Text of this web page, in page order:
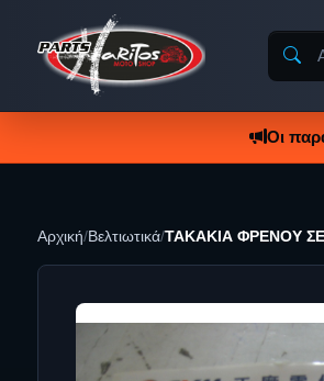
Οι
Αρχική/Βελτιωτικά/ΤΑΚΑΚΙΑ ΦΡΕΝΟΥ